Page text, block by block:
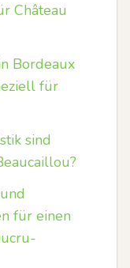
Château
Bordeaux
für
sind
für einen